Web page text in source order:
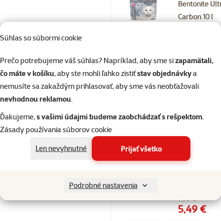
Súhlas so súbormi cookie
Prečo potrebujeme váš súhlas? Napríklad, aby sme sizapamätali,
čo máte v košíku, aby ste mohli ľahko zistiťstav objednávkya
nemusíte sa zakaždým prihlasovať, aby sme vás neobťažovali
nevhodnou reklamou.
Ďakujeme,s vašimi údajmi budeme zaobchádzať s rešpektom.
Zásady používania súborov cookie
Len nevyhnutné
Prijať všetko
Podrobné nastavenia
Bentonite
Carbon 10 l
% Nakúp viac, zaplať menej
Kockolit
Pôvodná cena
7,99 €
Cena
5,49 €